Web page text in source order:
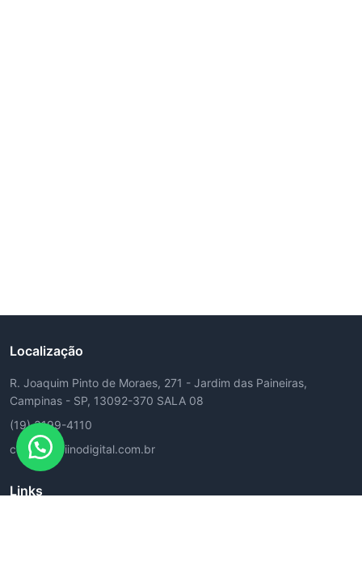
Localização
R. Joaquim Pinto de Moraes, 271 - Jardim das Paineiras,
Campinas - SP, 13092-370 SALA 08
(19) 3199-4110
contato@fiinodigital.com.br
Links